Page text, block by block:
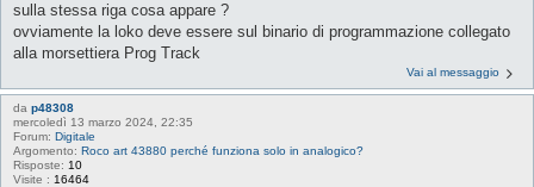
sulla stessa riga cosa appare ?
ovviamente la loko deve essere sul binario di programmazione collegato
alla morsettiera Prog Track
Vai al messaggio
da p48308
mercoledì 13 marzo 2024, 22:35
Forum: Digitale
Argomento: Roco art 43880 perché funziona solo in analogico?
Risposte: 10
Visite : 16464